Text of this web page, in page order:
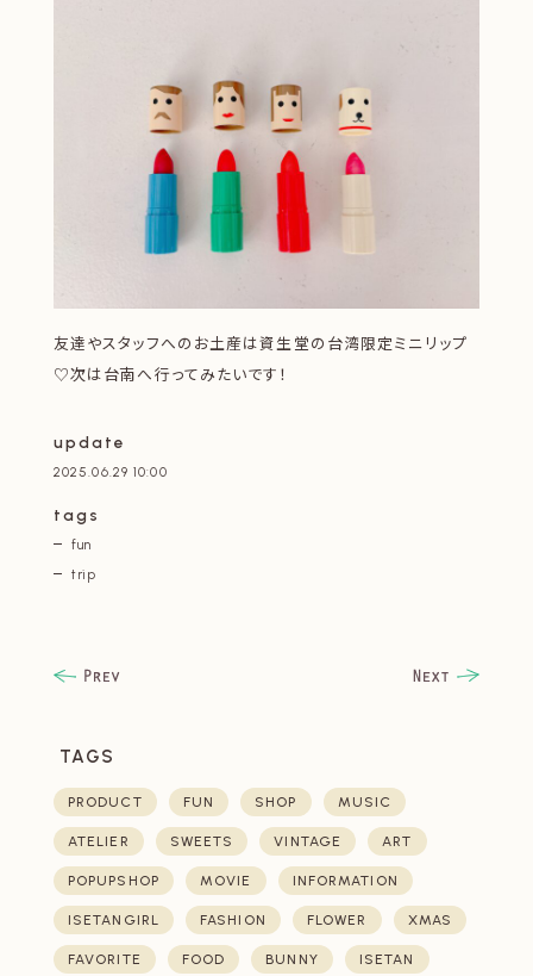
友達やスタッフへのお土産は資生堂の台湾限定ミニリップ
♡次は台南へ行ってみたいです！
update
2025.06.29 10:00
tags
fun
trip
TAGS
PRODUCT FUN SHOP MUSIC
ATELIER SWEETS VINTAGE ART
POPUPSHOP MOVIE INFORMATION
ISETANGIRL FASHION FLOWER XMAS
FAVORITE FOOD BUNNY ISETAN